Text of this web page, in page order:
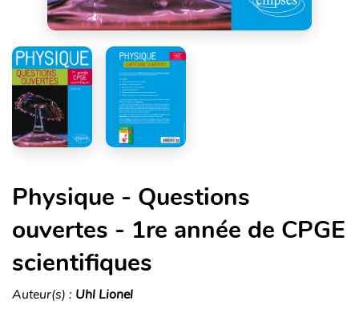
Physique - Questions
ouvertes - 1re année de CPGE
scientifiques
Auteur(s) : Uhl Lionel